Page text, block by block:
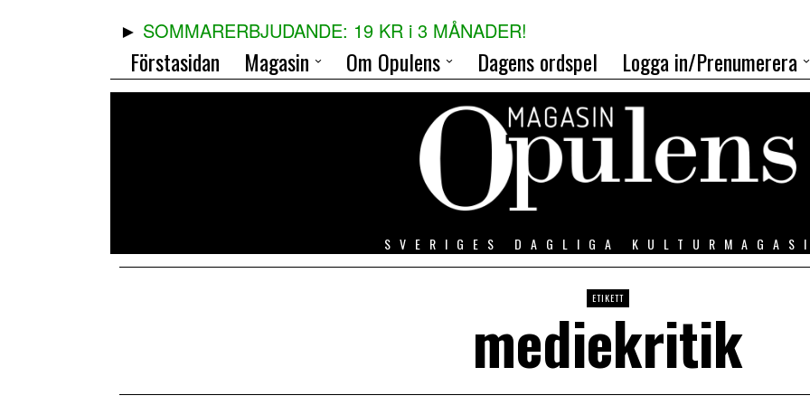
SOMMARERBJUDANDE: 19 KR i 3 MÅNADER!
Förstasidan Magasin Om Opulens Dagens ordspel Logga in/Prenumerera
SVERIGES DAGLIGA
ETIKETT
mediekritik